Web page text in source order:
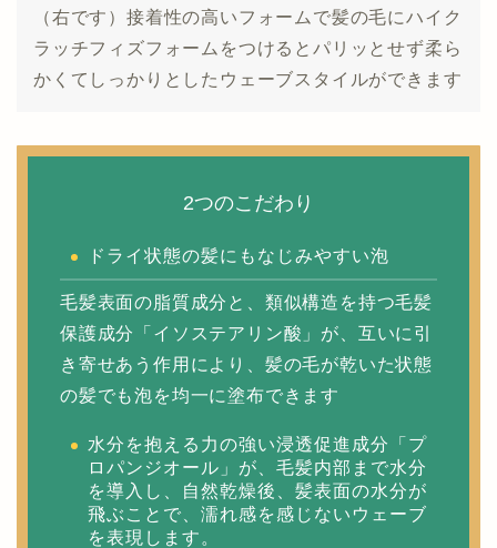
（右です）接着性の高いフォームで髪の毛にハイク
ラッチフィズフォームをつけるとパリッとせず柔ら
かくてしっかりとしたウェーブスタイルができます
2つのこだわり
ドライ状態の髪にもなじみやすい泡
毛髪表面の脂質成分と、類似構造を持つ毛髪
保護成分「イソステアリン酸」が、互いに引
き寄せあう作用により、髪の毛が乾いた状態
の髪でも泡を均一に塗布できます
水分を抱える力の強い浸透促進成分「プ
ロパンジオール」が、毛髪内部まで水分
を導入し、自然乾燥後、髪表面の水分が
飛ぶことで、濡れ感を感じないウェーブ
を表現します。